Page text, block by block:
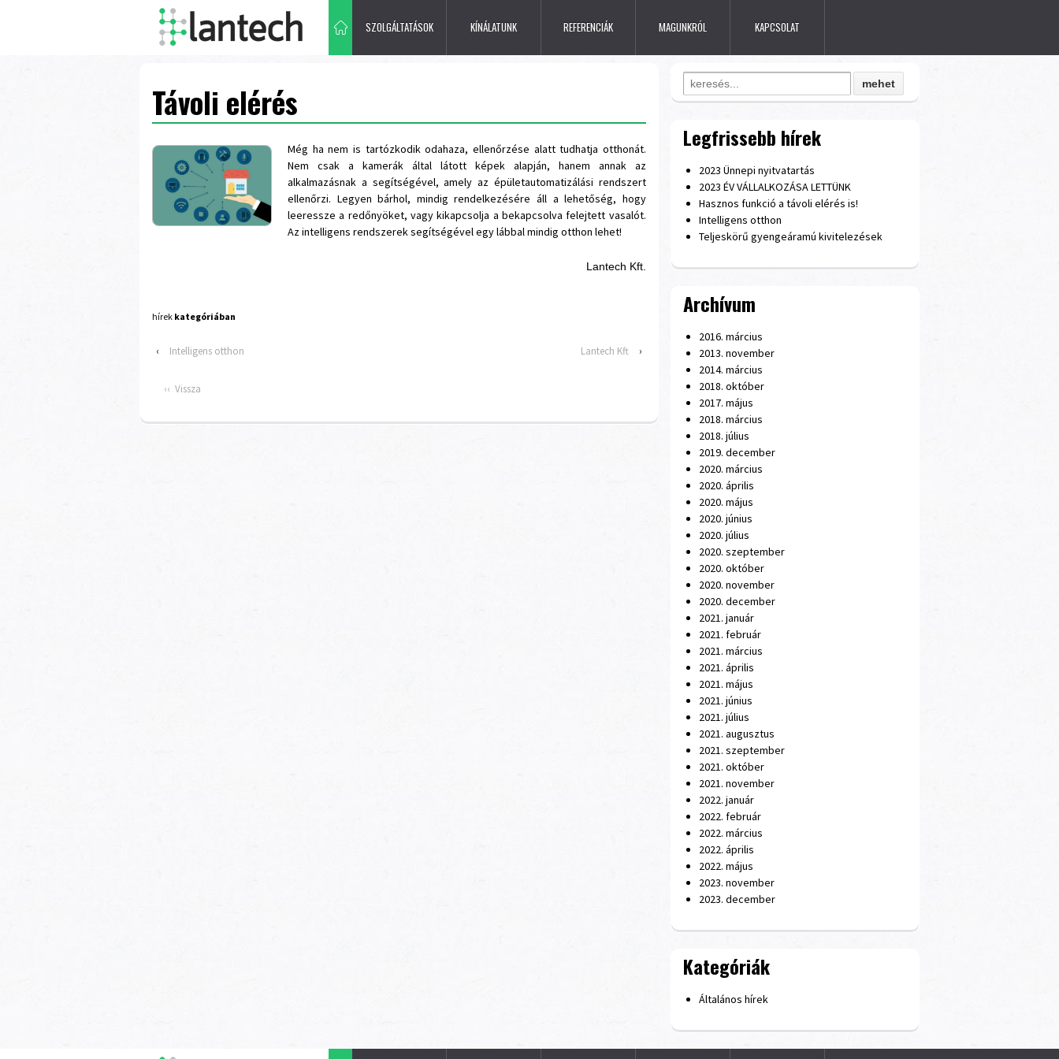
SZOLGÁLTATÁSOK KÍNÁLATUNK REFERENCIÁK MAGUNKRÓL KAPCSOLAT
Távoli elérés
Még ha nem is tartózkodik odahaza, ellenőrzése alatt tudhatja otthonát.
Nem csak a kamerák által látott képek alapján, hanem annak az
alkalmazásnak a segítségével, amely az épületautomatizálási rendszert
ellenőrzi. Legyen bárhol, mindig rendelkezésére áll a lehetőség, hogy
leeressze a redőnyöket, vagy kikapcsolja a bekapcsolva felejtett vasalót.
Az intelligens rendszerek segítségével egy lábbal mindig otthon lehet!
Lantech Kft.
hírek kategóriában
‹ Intelligens otthon Lantech Kft ›
‹‹ Vissza
Search for:
Legfrissebb hírek
2023 Ünnepi nyitvatartás
2023 ÉV VÁLLALKOZÁSA LETTÜNK
Hasznos funkció a távoli elérés is!
Intelligens otthon
Teljeskörű gyengeáramú kivitelezések
Archívum
2016. március
2013. november
2014. március
2018. október
2017. május
2018. március
2018. július
2019. december
2020. március
2020. április
2020. május
2020. június
2020. július
2020. szeptember
2020. október
2020. november
2020. december
2021. január
2021. február
2021. március
2021. április
2021. május
2021. június
2021. július
2021. augusztus
2021. szeptember
2021. október
2021. november
2022. január
2022. február
2022. március
2022. április
2022. május
2023. november
2023. december
Kategóriák
Általános hírek